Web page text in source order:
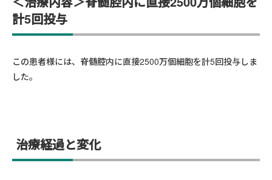
計5回投与
この患者様には、脊髄腔内に直接2500万個細胞を計5回投与しま
した。
治療経過と変化